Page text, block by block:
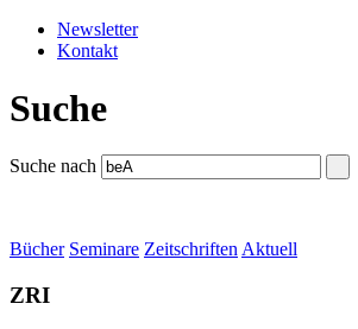
Newsletter
Kontakt
Suche
Suche nach
Bücher Seminare ZeitschriftenAktuell
ZRI